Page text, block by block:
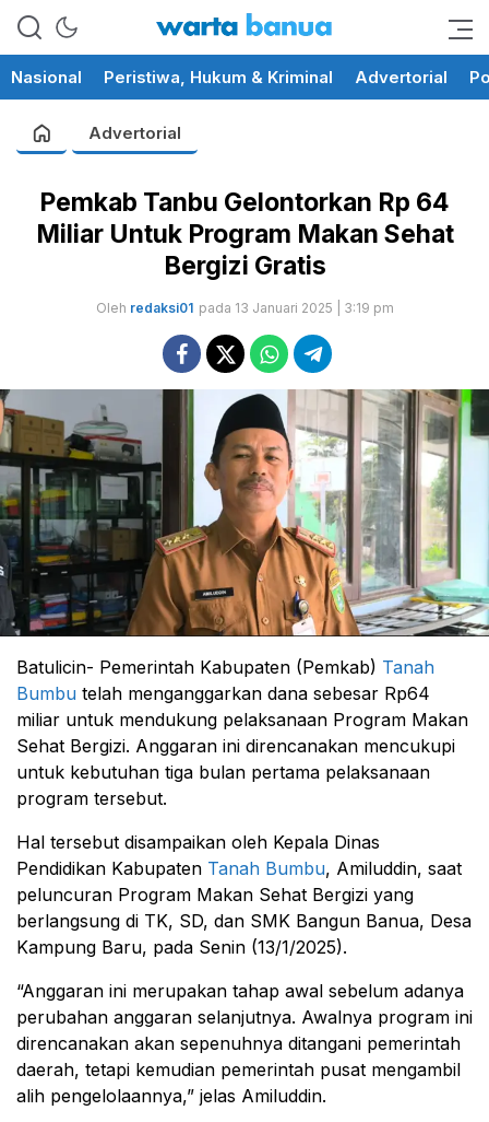
wartabanua.com
memberikan informasi yang
Nasional Peristiwa, Hukum & Kriminal Advertorial
Advertorial
Pemkab Tanbu Gelontorkan Rp 64
Miliar Untuk Program Makan Sehat
Bergizi Gratis
Oleh redaksi01 pada 13 Januari 2025 | 3:19 pm
Batulicin- Pemerintah Kabupaten (Pemkab) Tanah
Bumbu telah menganggarkan dana sebesar Rp64
miliar untuk mendukung pelaksanaan Program Makan
Sehat Bergizi. Anggaran ini direncanakan mencukupi
untuk kebutuhan tiga bulan pertama pelaksanaan
program tersebut.
Hal tersebut disampaikan oleh Kepala Dinas
Pendidikan Kabupaten Tanah Bumbu, Amiluddin, saat
peluncuran Program Makan Sehat Bergizi yang
berlangsung di TK, SD, dan SMK Bangun Banua, Desa
Kampung Baru, pada Senin (13/1/2025).
“Anggaran ini merupakan tahap awal sebelum adanya
perubahan anggaran selanjutnya. Awalnya program ini
direncanakan akan sepenuhnya ditangani pemerintah
daerah, tetapi kemudian pemerintah pusat mengambil
alih pengelolaannya,” jelas Amiluddin.